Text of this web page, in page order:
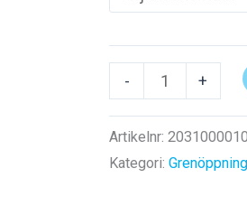
-
cone
for
cup
+
Artikelnr:
Kategori: